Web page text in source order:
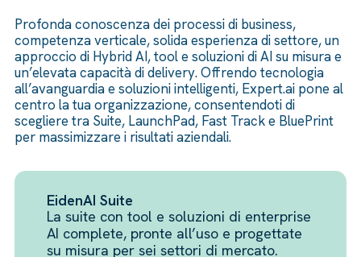
Profonda conoscenza dei processi di business,
competenza verticale, solida esperienza di settore, un
approccio di Hybrid AI, tool e soluzioni di AI su misura e
un’elevata capacità di delivery. Offrendo tecnologia
all’avanguardia e soluzioni intelligenti, Expert.ai pone al
centro la tua organizzazione, consentendoti di
scegliere tra Suite, LaunchPad, Fast Track e BluePrint
per massimizzare i risultati aziendali.
EidenAI Suite
La suite con tool e soluzioni di enterprise
AI complete, pronte all’uso e progettate
su misura per sei settori di mercato.